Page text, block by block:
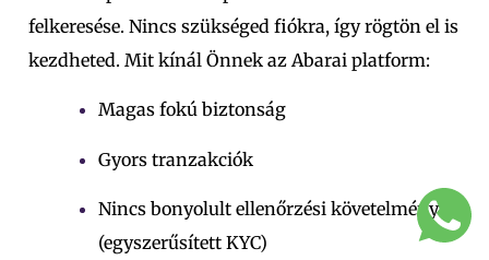
felkeresése. Nincs szükséged fiókra, így rögtön el is
kezdheted. Mit kínál Önnek az Abarai platform:
Magas fokú biztonság
Gyors tranzakciók
Nincs bonyolult ellenőrzési követelmény
(egyszerűsített KYC)